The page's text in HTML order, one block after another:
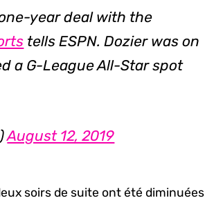
year deal with the
tells ESPN. Dozier was on
a G-League All-Star spot
August 12, 2019
soirs de suite ont été diminuées